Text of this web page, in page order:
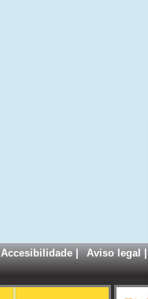
Accesibilidade| Aviso legal|